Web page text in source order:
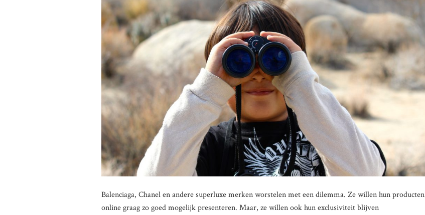
Balenciaga, Chanel en andere superluxe merken worstelen met een dilemma. Ze willen hun producten
online graag zo goed mogelijk presenteren. Maar, ze willen ook hun exclusiviteit blijven